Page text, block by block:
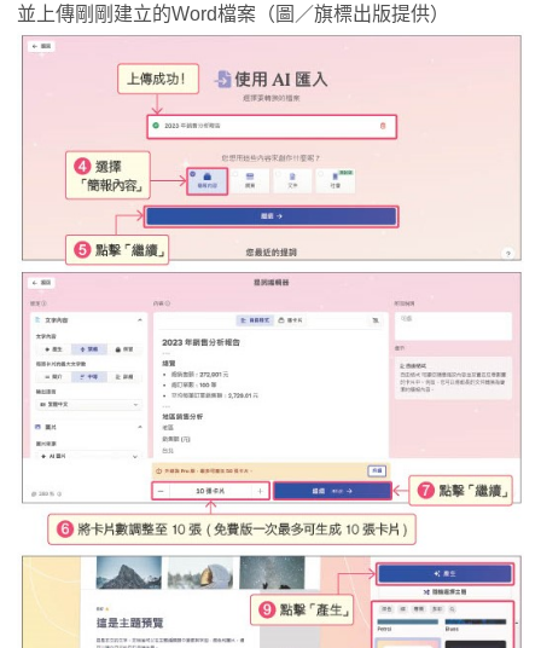
並上傳剛剛建立的Word檔案（圖／旗標出版提供）